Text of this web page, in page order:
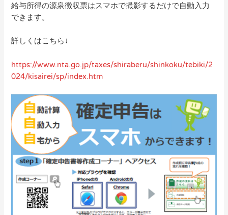
給与所得の源泉徴収票はスマホで撮影するだけで自動入力
できます。
詳しくはこちら↓
https://www.nta.go.jp/taxes/shiraberu/shinkoku/tebiki/2
024/kisairei/sp/index.htm